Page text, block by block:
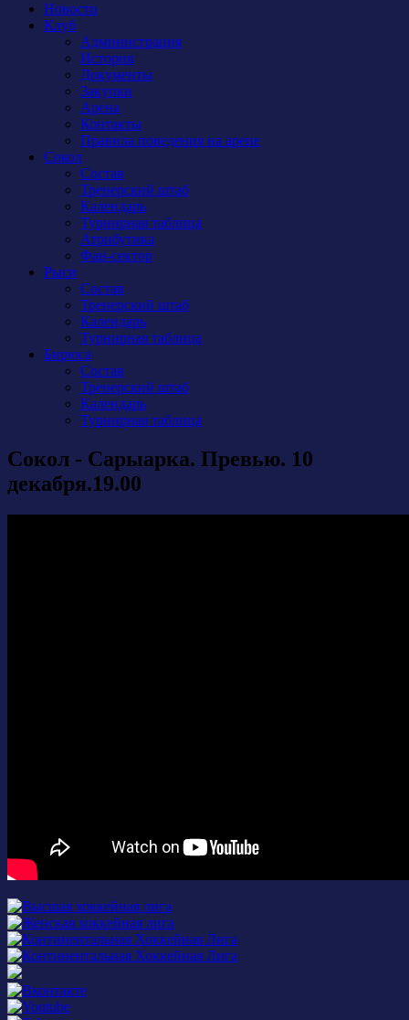
Новости
Клуб
Администрация
История
Документы
Закупки
Арена
Контакты
Правила поведения на арене
Сокол
Состав
Тренерский штаб
Календарь
Турнирная таблица
Атрибутика
Фан-сектор
Рыси
Состав
Тренерский штаб
Календарь
Турнирная таблица
Бирюса
Состав
Тренерский штаб
Календарь
Турнирная таблица
Сокол - Сарыарка. Превью. 10
декабря.19.00